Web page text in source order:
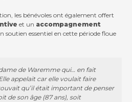
les bénévoles ont également offert
et un accompagnement
soutien essentiel en cette période floue
dame de Waremme qui… en fait
appelait car elle voulait faire
qu’il était important de penser
de son âge (87 ans), soit